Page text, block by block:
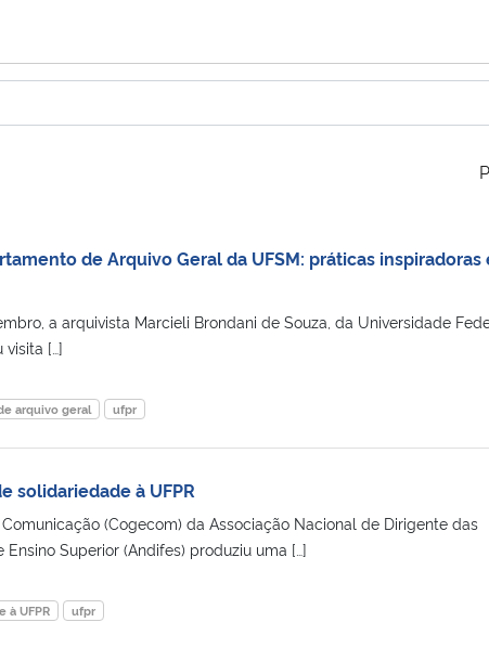
de Arquivo Geral da UFSM: práticas inspiradoras
a arquivista Marcieli Brondani de Souza, da Universidade
visita […]
arquivo geral ufpr
solidariedade à UFPR
(Cogecom) da Associação Nacional de Dirigente das
Superior (Andifes) produziu uma […]
à UFPR ufpr